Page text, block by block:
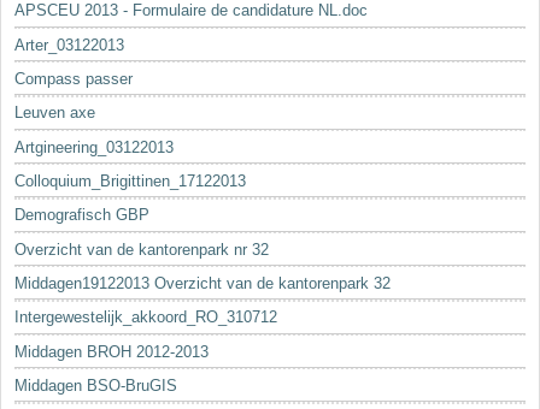
APSCEU 2013 - Formulaire de candidature NL.doc
Arter_03122013
Compass passer
Leuven axe
Artgineering_03122013
Colloquium_Brigittinen_17122013
Demografisch GBP
Overzicht van de kantorenpark nr 32
Middagen19122013 Overzicht van de kantorenpark 32
Intergewestelijk_akkoord_RO_310712
Middagen BROH 2012-2013
Middagen BSO-BruGIS